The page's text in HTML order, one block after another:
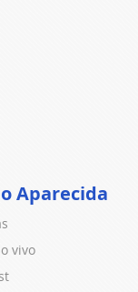
Aparecida
vivo